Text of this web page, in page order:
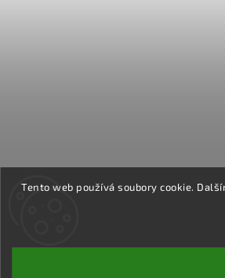
Tento web používá soubory cookie.